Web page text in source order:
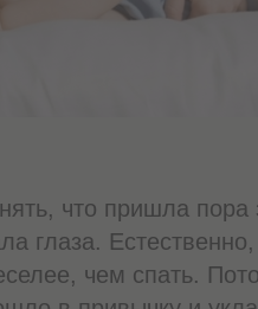
что пришла
глаза.
чем спать.